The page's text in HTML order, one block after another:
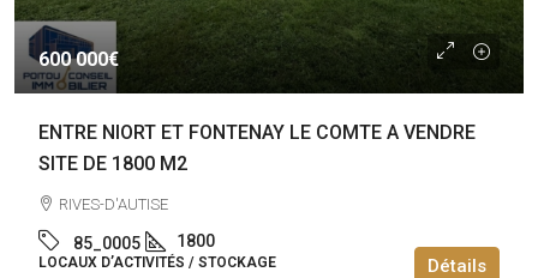
600 000€
ENTRE NIORT ET FONTENAY LE COMTE A VENDRE
SITE DE 1800 M2
RIVES-D'AUTISE
85_0005 1800
LOCAUX D’ACTIVITÉS / STOCKAGE Détails